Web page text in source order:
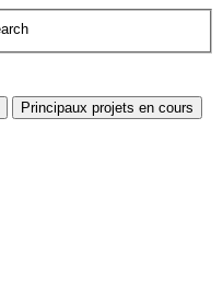
Principaux projets en cours